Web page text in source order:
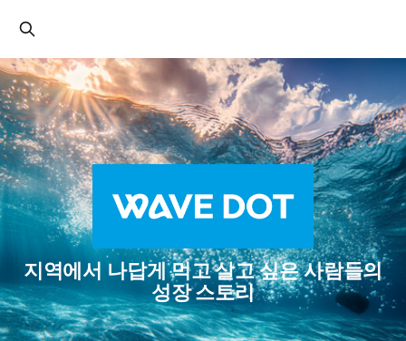
지역에서 나답게 먹고 살고 싶은 사람들의
성장 스토리